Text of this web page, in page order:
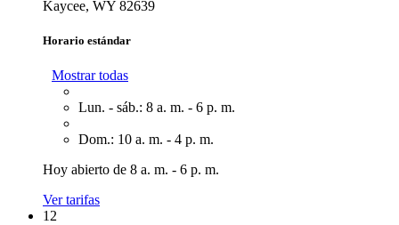
Kaycee, WY 82639
Horario estándar
Mostrar todas
Lun. - sáb.: 8 a. m. - 6 p. m.
Dom.: 10 a. m. - 4 p. m.
Hoy abierto de 8 a. m. - 6 p. m.
Ver tarifas
12